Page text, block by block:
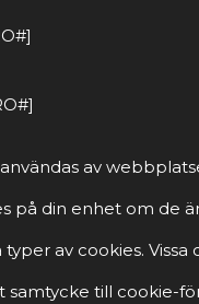
av
på din enhet om de
av cookies.
samtycke till cookie-